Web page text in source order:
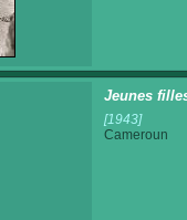
Jeunes
[1943]
Cameroun